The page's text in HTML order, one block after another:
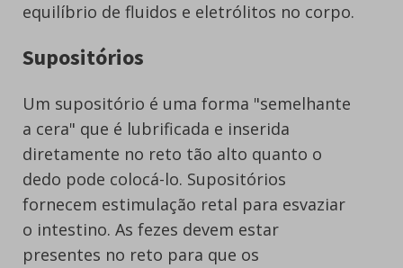
equilíbrio de fluidos e eletrólitos no corpo.
Supositórios
Um supositório é uma forma "semelhante
a cera" que é lubrificada e inserida
diretamente no reto tão alto quanto o
dedo pode colocá-lo. Supositórios
fornecem estimulação retal para esvaziar
o intestino. As fezes devem estar
presentes no reto para que os